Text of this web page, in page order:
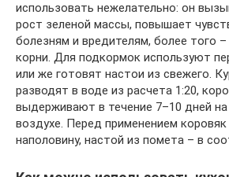
использовать нежелательно: он
рост зеленой массы, повышает
болезням и вредителям, более того
корни. Для подкормок используют
или же готовят настои из свежего.
разводят в воде из расчета 1:20,
выдерживают в течение 7–10 дней
воздухе. Перед применением
наполовину, настой из помета – в